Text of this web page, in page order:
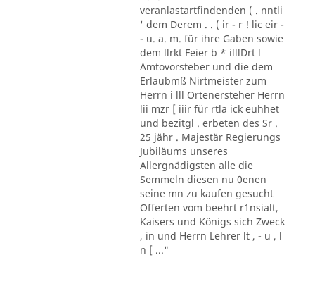
veranlastartfindenden ( . nntli
' dem Derem . . ( ir - r ! lic eir -
- u. a. m. für ihre Gaben sowie
dem llrkt Feier b * illlDrt l
Amtovorsteber und die dem
Erlaubmß Nirtmeister zum
Herrn i lll Ortenersteher Herrn
lii mzr [ iiir für rtla ick euhhet
und bezitgl . erbeten des Sr .
25 jähr . Majestär Regierungs
Jubiläums unseres
Allergnädigsten alle die
Semmeln diesen nu 0enen
seine mn zu kaufen gesucht
Offerten vom beehrt r1nsialt,
Kaisers und Königs sich Zweck
, in und Herrn Lehrer lt , - u , l
n [ ..."